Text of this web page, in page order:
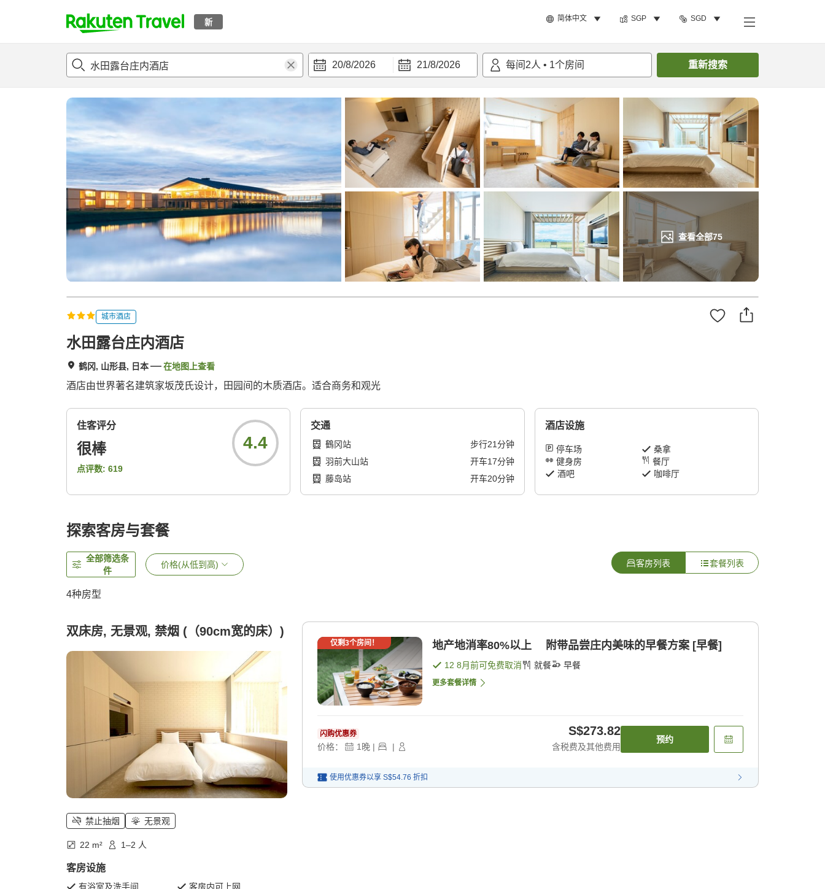
新 简体中文 SGP SGD
t
p
a
e
_
s
e
r
c
h
20/8/2026 21/8/2026 每间 2人 • 1个房间 重新搜索
查看全部75
概况 客房及住宿套餐评论亮点 搜索客房
城市酒店
水田露台庄内酒店
鹤冈, 山形县, 日本 在地图上查看
酒店由世界著名建筑家坂茂氏设计，田园间的木质酒店。适合商务和观光
住客评分
很棒
点评数: 619
4.4
交通
鶴冈站 步行21分钟
羽前大山站
开车17分钟
藤岛站
开车20分钟
酒店设施
停车场
桑拿
健身房
餐厅
酒吧
咖啡厅
探索客房与套餐
全部筛选条
件
价格(从低到高) 客房列表 套餐列表
4种房型
双床房, 无景观, 禁烟 (（90cm宽的床）)
禁止抽烟 无景观
22 m² 1–2 人
客房设施
有浴室及洗手间
客房内可上网
仅剩3个房间！ 地产地消率80%以上 附带品尝庄内美味的早餐方案 [早餐]
12 8月前可免费取消 就餐 早餐
更多套餐详情
闪购优惠券
价格： 1晚 | |
S$273.82
含税费及其他费用
预约
使用优惠券以享 S$54.76 折扣